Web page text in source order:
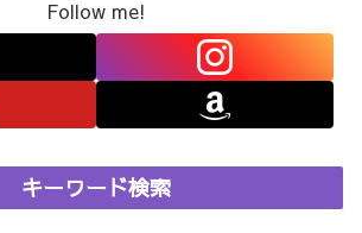
Follow me!
キーワード検索